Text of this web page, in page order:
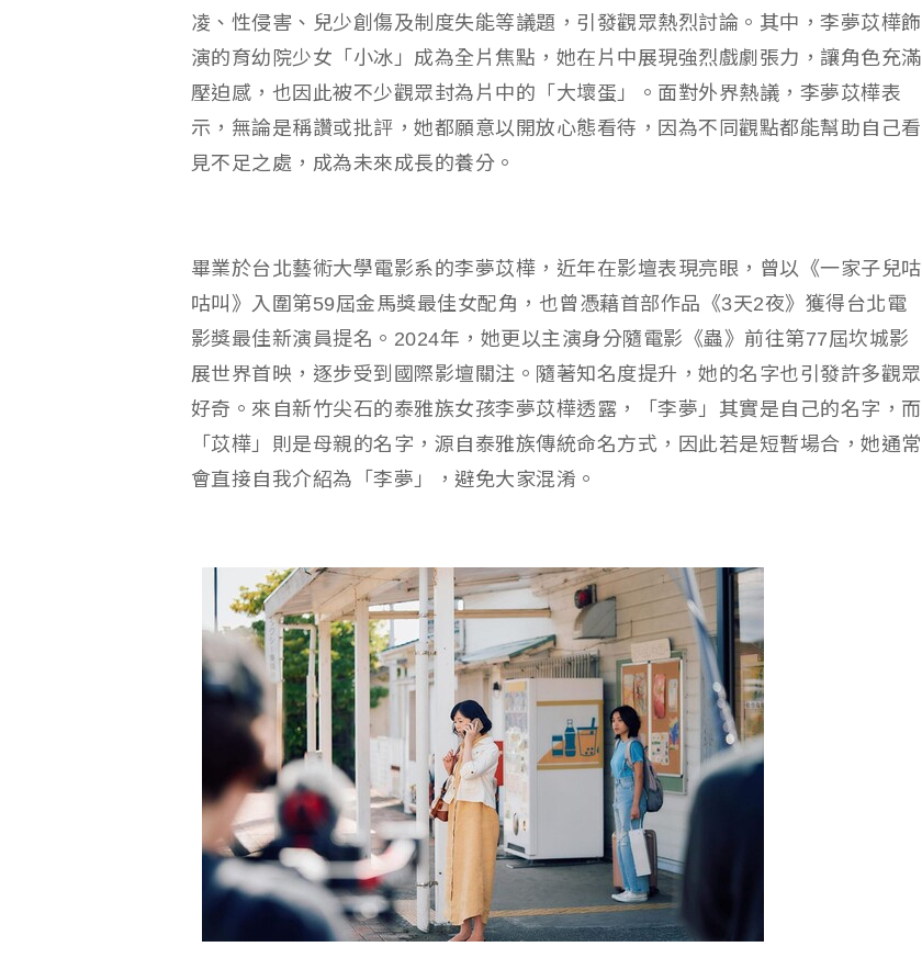
凌、性侵害、兒少創傷及制度失能等議題，引發觀眾熱烈討論。其中，李夢苡樺飾
演的育幼院少女「小冰」成為全片焦點，她在片中展現強烈戲劇張力，讓角色充滿
壓迫感，也因此被不少觀眾封為片中的「大壞蛋」。面對外界熱議，李夢苡樺表
示，無論是稱讚或批評，她都願意以開放心態看待，因為不同觀點都能幫助自己看
見不足之處，成為未來成長的養分。
畢業於台北藝術大學電影系的李夢苡樺，近年在影壇表現亮眼，曾以《一家子兒咕
咕叫》入圍第59屆金馬獎最佳女配角，也曾憑藉首部作品《3天2夜》獲得台北電
影獎最佳新演員提名。2024年，她更以主演身分隨電影《蟲》前往第77屆坎城影
展世界首映，逐步受到國際影壇關注。隨著知名度提升，她的名字也引發許多觀眾
好奇。來自新竹尖石的泰雅族女孩李夢苡樺透露，「李夢」其實是自己的名字，而
「苡樺」則是母親的名字，源自泰雅族傳統命名方式，因此若是短暫場合，她通常
會直接自我介紹為「李夢」，避免大家混淆。